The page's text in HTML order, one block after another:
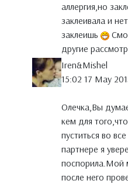
аллергия,но
заклеивала и
заклеишь
другие
Iren&Mishel
15:02 17 May
Олечка,Вы
кем для
пуститься во
партнере я
поспорила.Мой
после него